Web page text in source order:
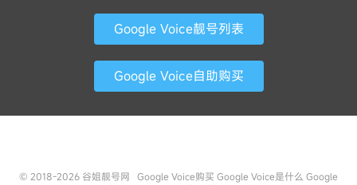
Google Voice靓号列表
Google Voice自助购买
© 2018-2026 谷姐靓号网 Google Voice购买 Google Voice是什么 Google